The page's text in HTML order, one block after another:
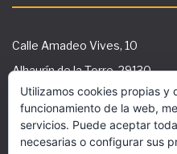
Calle Amadeo Vives, 10
Alhaurín de la Torre, 29130
Tlf: 951 29 36 91
secretaria@ies-galileo.com
Utilizamos cookies propias y
funcionamiento de la web,
servicios. Puede aceptar
necesarias o configurar sus